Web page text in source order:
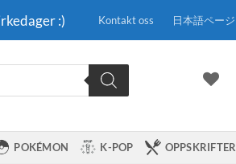
:) Kontakt oss 日本語ページ
POKÉMON K-POP OPPSKRIFTER